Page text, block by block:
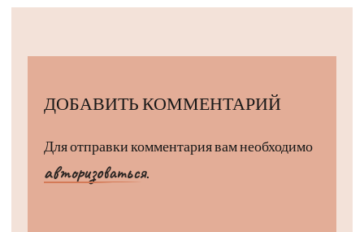
ДОБАВИТЬ КОММЕНТАРИЙ
Для отправки комментария вам необходимо
авторизоваться.